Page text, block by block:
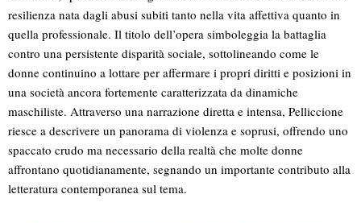
resilienza nata dagli abusi subiti tanto nella vita affettiva quanto in
quella professionale. Il titolo dell’opera simboleggia la battaglia
contro una persistente disparità sociale, sottolineando come le
donne continuino a lottare per affermare i propri diritti e posizioni in
una società ancora fortemente caratterizzata da dinamiche
maschiliste. Attraverso una narrazione diretta e intensa, Pelliccione
riesce a descrivere un panorama di violenza e soprusi, offrendo uno
spaccato crudo ma necessario della realtà che molte donne
affrontano quotidianamente, segnando un importante contributo alla
letteratura contemporanea sul tema.